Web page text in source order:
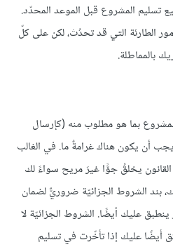
المشروع قبل الموعد المحدّد.
الطارئة التي قد تحدُث، لكن على كلّ
بالمماطلة.
بما هو مطلوب منه (كإرسال
أن يكون هناك غرامةٌ ما. في الغالب
يخلقُ جوًّا غيرَ مريح سواءً لك
بند الشروط الجزائيّة ضروريٌّ لضمان
ينطبق عليك أيضًا. الشروط الجزائيّة لا
أيضًا عليك إذا تأخّرت في تسليم